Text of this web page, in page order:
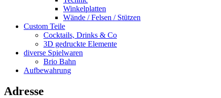
Winkelplatten
Wände / Felsen / Stützen
Custom Teile
Cocktails, Drinks & Co
3D gedruckte Elemente
diverse Spielwaren
Brio Bahn
Aufbewahrung
Adresse